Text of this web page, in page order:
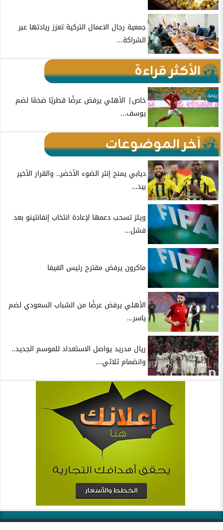
جمعية رجال الاعمال التركية تعزز ريادتها عبر
الشراكة...
الأكثر قراءة
رياضة
خاص| الأهلي يرفض عرضًا قطريًا ضخمًا لضم
يوسف...
آخر الموضوعات
ديابي يمنح إنتر الضوء الأخضر.. والقرار الأخير
بيد...
ويلز تسحب دعمها لإعادة انتخاب إنفانتينو بعد
فشل...
ماكرون يرفض مقترح رئيس الفيفا
الأهلي يرفض عرضًا من الشباب السعودي لضم
ياسر...
ريال مدريد يواصل الاستعداد للموسم الجديد..
وانضمام ثلاثي...